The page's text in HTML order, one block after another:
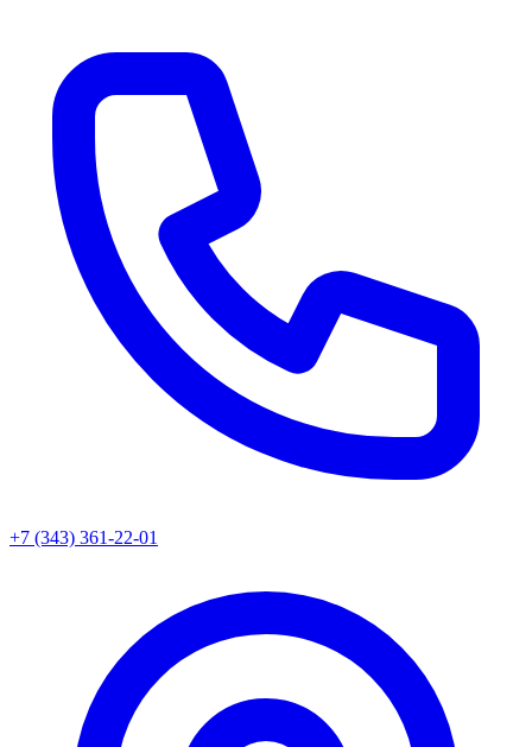
+7 (343) 361-22-01